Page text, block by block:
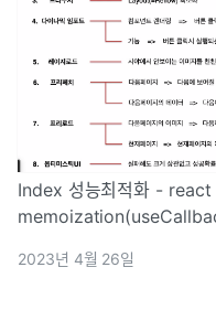
Index 성능최적화 -
prefetch, preloa
2023년 4월 26일